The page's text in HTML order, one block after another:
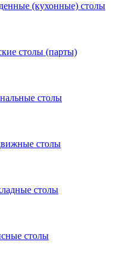
(кухонные) столы
столы (парты)
столы
столы
столы
столы